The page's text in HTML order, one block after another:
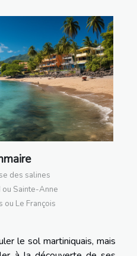
des salines
ou Sainte-Anne
ou Le François
le sol martiniquais, mais